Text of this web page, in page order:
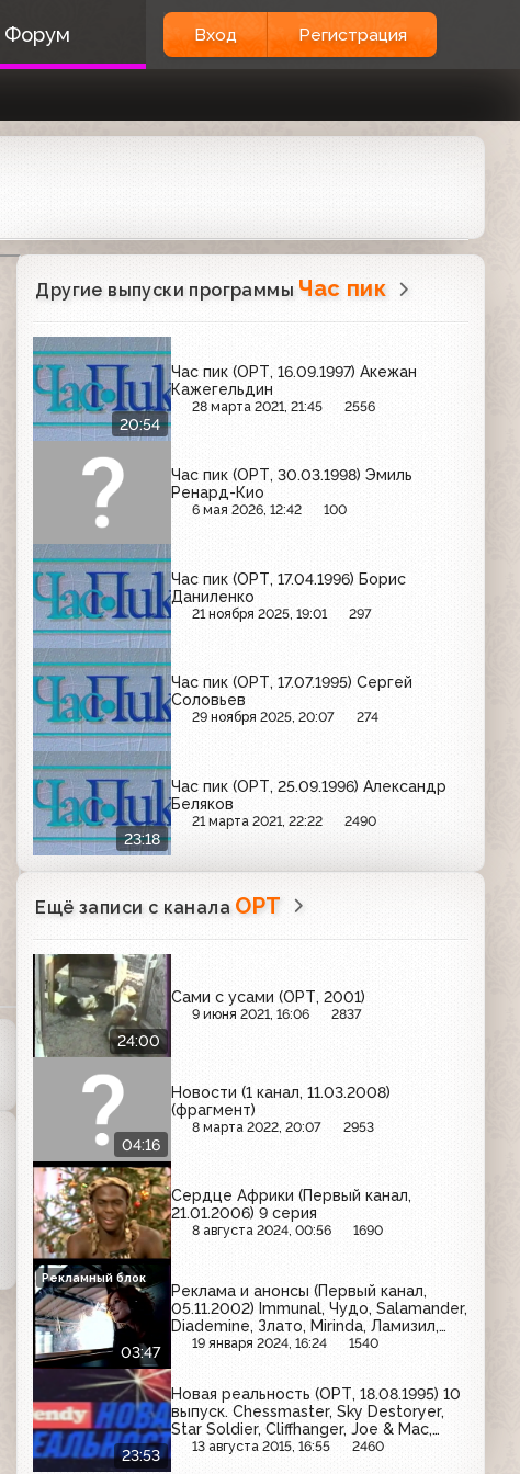
Форум Вход Регистрация
Другие выпуски программы Час пик
20:54
Час пик (ОРТ, 16.09.1997) Акежан
Кажегельдин
28 марта 2021, 21:45 2556
Час пик (ОРТ, 30.03.1998) Эмиль
Ренард-Кио
6 мая 2026, 12:42 100
Час пик (ОРТ, 17.04.1996) Борис
Даниленко
21 ноября 2025, 19:01 297
Час пик (ОРТ, 17.07.1995) Сергей
Соловьев
29 ноября 2025, 20:07 274
23:18
Час пик (ОРТ, 25.09.1996) Александр
Беляков
21 марта 2021, 22:22 2490
Ещё записи с канала ОРТ
24:00
Сами с усами (ОРТ, 2001)
9 июня 2021, 16:06 2837
04:16
Новости (1 канал, 11.03.2008)
(фрагмент)
8 марта 2022, 20:07 2953
Сердце Африки (Первый канал,
21.01.2006) 9 серия
8 августа 2024, 00:56 1690
03:47
Реклама и анонсы (Первый канал,
05.11.2002) Immunal, Чудо, Salamander,
Diademine, Злато, Mirinda, Ламизил,
Дарья, Хозяюшка, Indesit, Salton, Poly
19 января 2024, 16:24 1540
Рекламный блок
23:53
Новая реальность (ОРТ, 18.08.1995) 10
выпуск. Chessmaster, Sky Destoryer,
Star Soldier, Cliffhanger, Joe & Mac,
Championship Pro AM
13 августа 2015, 16:55 2460